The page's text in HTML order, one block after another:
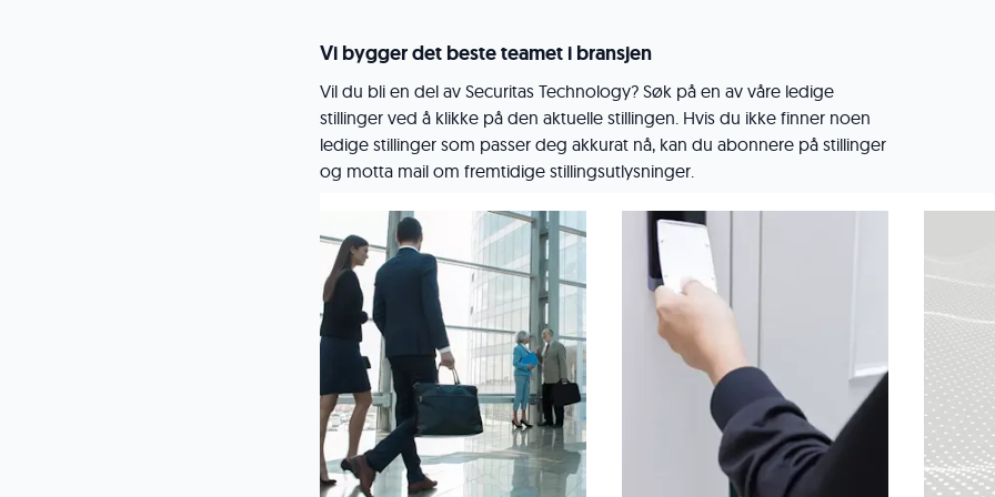
Vi bygger det beste teamet i bransjen
Vil du bli en del av Securitas Technology? Søk på en av våre ledige
stillinger ved å klikke på den aktuelle stillingen. Hvis du ikke finner noen
ledige stillinger som passer deg akkurat nå, kan du abonnere på stillinger
og motta mail om fremtidige stillingsutlysninger.